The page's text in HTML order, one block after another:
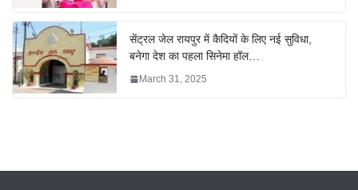
सेंट्रल जेल रायपुर में कैदियों के लिए नई सुविधा,
बनेगा देश का पहला सिनेमा हॉल…
March 31, 2025